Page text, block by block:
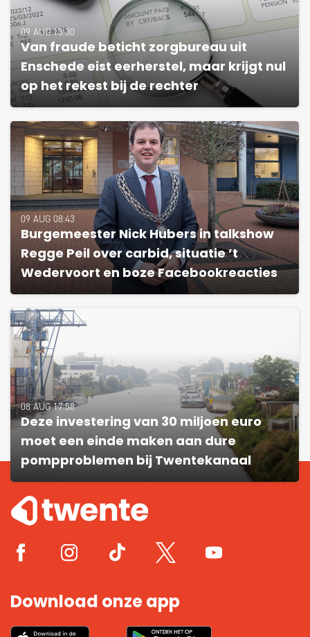
09 AUG 13:30
Van fraude beticht zorgbureau uit
Enschede eist eerherstel, maar krijgt nul
op het rekest bij de rechter
09 AUG 08:43
Burgemeester Nick Hubers in talkshow
Regge Peil over carbid, situatie ’t
Wedervoort en boze Facebookreacties
08 AUG 17:58
Deze investering van 30 miljoen euro
moet een einde maken aan dure
pompproblemen bij Twentekanaal
Download onze app